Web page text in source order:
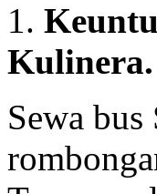
1.
Kuliner
Sewa